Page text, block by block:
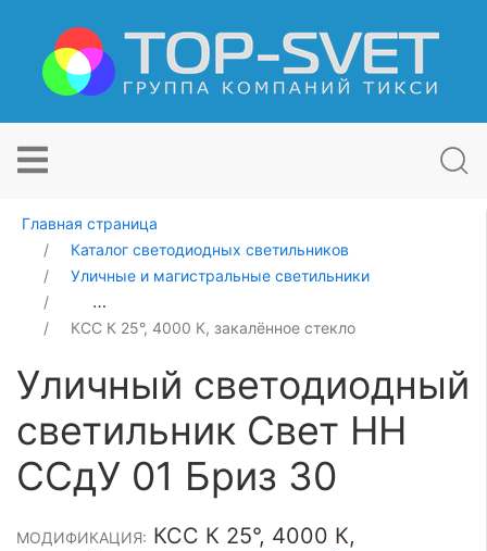
Главная страница
Каталог светодиодных светильников
Уличные и магистральные светильники
Уличный светодиодный светильник Свет НН ССдУ 01
КСС К 25°, 4000 К, закалённое стекло
Уличный светодиодный
светильник Свет НН
ССдУ 01 Бриз 30
МОДИФИКАЦИЯ: КСС К 25°, 4000 К,